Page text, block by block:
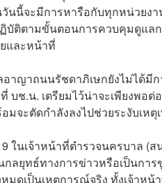
นนี้จะมีการหารือกับทุกหน่วย
บัติตามขั้นตอนการควบคุมดูแล
และหน้าที่
าญาถนนรัชดาภิเษกยังไม่ได้มี
ที่ บช.น. เตรียมไว้น่าจะเพียงพ
จะตัดกำลังลงไปช่วยระงับเหตุ
ในเจ้าหน้าที่ตำรวจนครบาล (
ลยุทธ์ทางการข่าวหรือเป็นกา
มดเป็นเหตุการณ์จริง ทั้งเจ้าห